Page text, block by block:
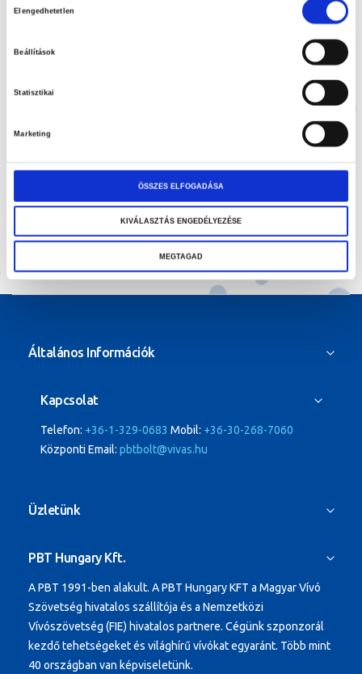
Elengedhetetlen
Beállítások
Statisztikai
Marketing
ÖSSZES ELFOGADÁSA
KIVÁLASZTÁS ENGEDÉLYEZÉSE
MEGTAGAD
SKU
Kategóriák: Testvezetékek & alkatrészei,Alkatrészei,Fegyverek
Általános Információk
Kapcsolat
Telefon: +36-1-329-0683 Mobil: +36-30-268-7060
Központi Email: pbtbolt@vivas.hu
Üzletünk
PBT Hungary Kft.
A PBT 1991-ben alakult. A PBT Hungary KFT a Magyar Vívó
Szövetség hivatalos szállítója és a Nemzetközi
Vívószövetség (FIE) hivatalos partnere. Cégünk szponzorál
kezdő tehetségeket és világhírű vívókat egyaránt. Több mint
40 országban van képviseletünk.